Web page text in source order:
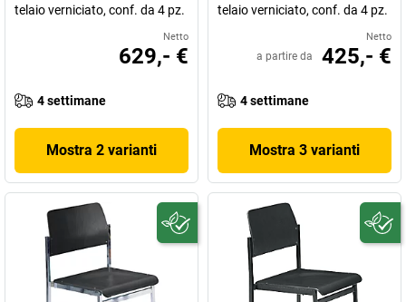
telaio verniciato, conf. da 4 pz.
Netto
629,- €
4 settimane
Mostra 2 varianti
telaio verniciato, conf. da 4 pz.
Netto
a partire da 425,- €
4 settimane
Mostra 3 varianti